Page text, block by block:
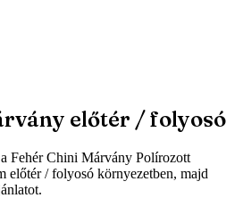
előtér / folyosó
Fehér Chini Márvány Polírozott
előtér / folyosó környezetben, majd